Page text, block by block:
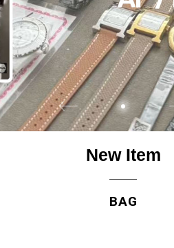
New Item
BAG